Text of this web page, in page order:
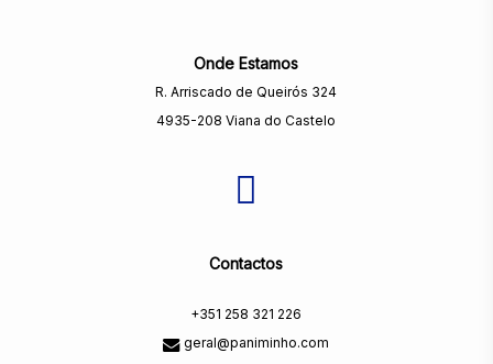
Onde Estamos
R. Arriscado de Queirós 324
4935-208 Viana do Castelo
Contactos
+351 258 321 226
geral@paniminho.com